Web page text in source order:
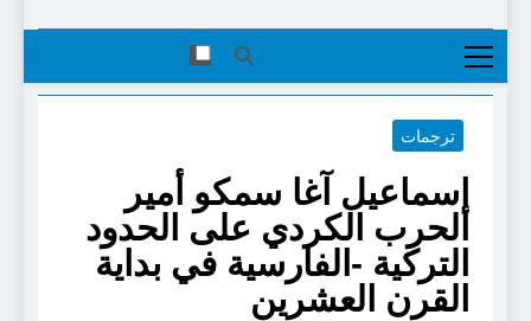
ترجمات
إسماعيل آغا سمكو أمير
الحرب الكردي على الحدود
التركية -الفارسية في بداية
القرن العشرين